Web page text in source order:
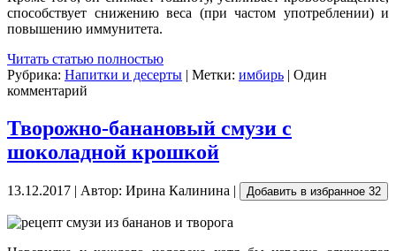
способствует снижению веса (при частом употреблении) и
повышению иммунитета.
Читать статью полностью
Рубрика: Напитки и десерты | Метки: имбирь | Один
комментарий
Творожно-банановый смузи с
шоколадной крошкой
13.12.2017 | Автор: Ирина Калинина | Добавить в избранное 32